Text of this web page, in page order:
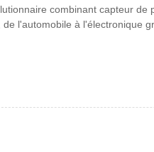
combinant capteur de
l'automobile à l'électronique